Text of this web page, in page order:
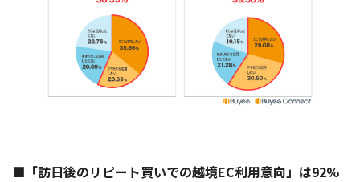
■「訪日後のリピート買いでの越境EC利用意向」は92%